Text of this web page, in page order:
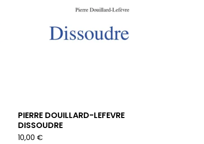
PIERRE DOUILLARD-LEFEVRE
DISSOUDRE
10,00 €